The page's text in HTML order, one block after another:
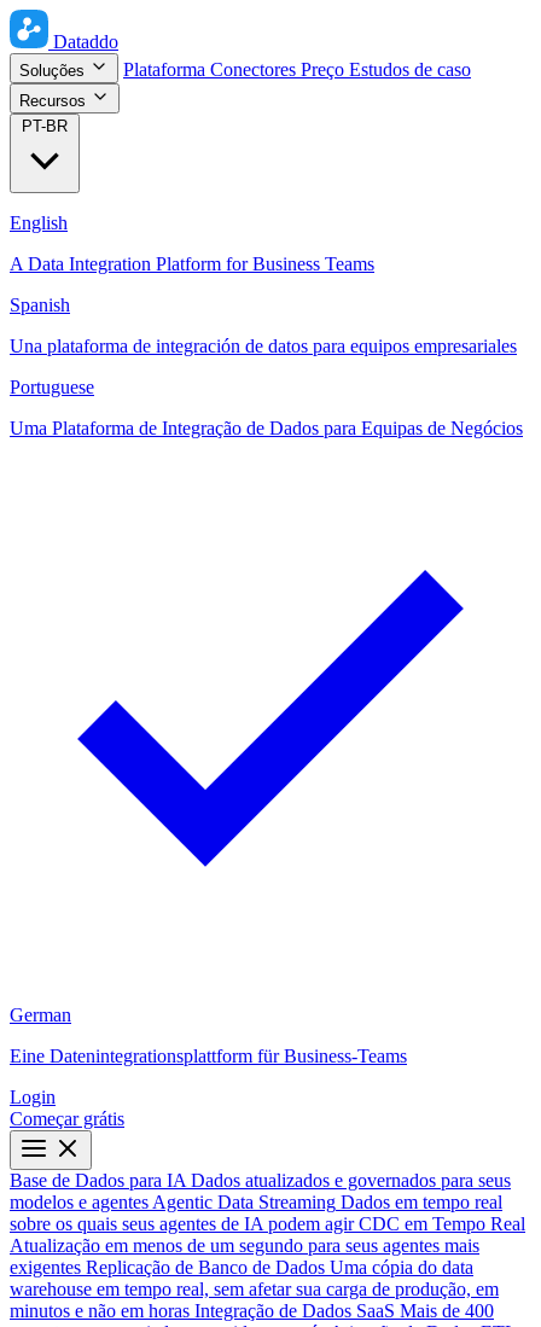
Dataddo
Soluções Plataforma Conectores Preço Estudos de caso
Recursos
PT-BR
English
A Data Integration Platform for Business Teams
Spanish
Una plataforma de integración de datos para equipos empresariales
Portuguese
Uma Plataforma de Integração de Dados para Equipas de Negócios
German
Eine Datenintegrationsplattform für Business-Teams
Login
Começar grátis
Base de Dados para IA Dados atualizados e governados para seus
modelos e agentes Agentic Data Streaming Dados em tempo real
sobre os quais seus agentes de IA podem agir CDC em Tempo Real
Atualização em menos de um segundo para seus agentes mais
exigentes Replicação de Banco de Dados Uma cópia do data
warehouse em tempo real, sem afetar sua carga de produção, em
minutos e não em horas Integração de Dados SaaS Mais de 400